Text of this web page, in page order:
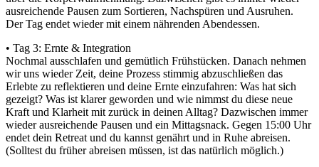
ausreichende Pausen zum Sortieren, Nachspüren und Ausruhen.
Der Tag endet wieder mit einem nährenden Abendessen.
• Tag 3: Ernte & Integration
Nochmal ausschlafen und gemütlich Frühstücken. Danach nehmen
wir uns wieder Zeit, deine Prozess stimmig abzuschließen das
Erlebte zu reflektieren und deine Ernte einzufahren: Was hat sich
gezeigt? Was ist klarer geworden und wie nimmst du diese neue
Kraft und Klarheit mit zurück in deinen Alltag? Dazwischen immer
wieder ausreichende Pausen und ein Mittagsnack. Gegen 15:00 Uhr
endet dein Retreat und du kannst genährt und in Ruhe abreisen.
(Solltest du früher abreisen müssen, ist das natürlich möglich.)